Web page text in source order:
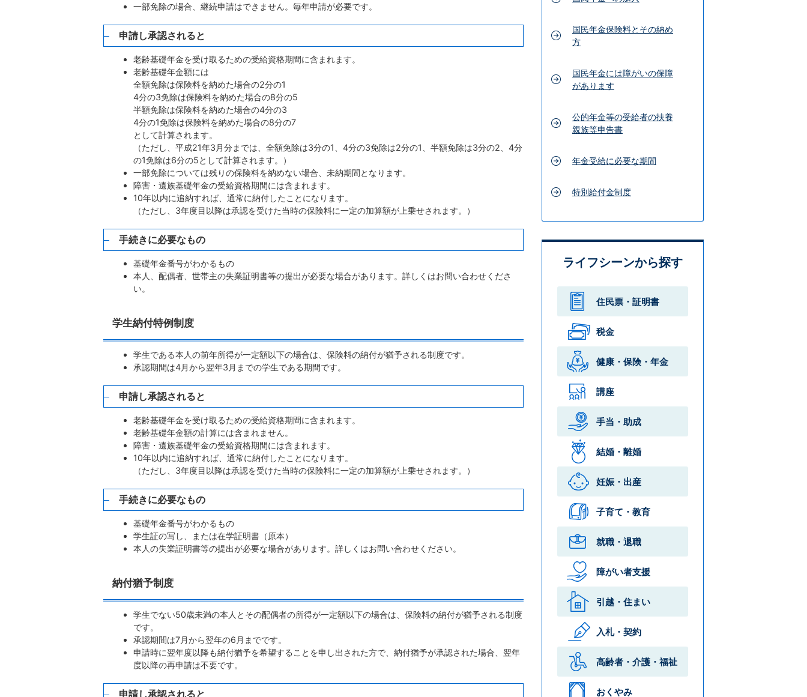
一部免除の場合、継続申請はできません。毎年申請が必要です。
申請し承認されると
老齢基礎年金を受け取るための受給資格期間に含まれます。
老齢基礎年金額には
全額免除は保険料を納めた場合の2分の1
4分の3免除は保険料を納めた場合の8分の5
半額免除は保険料を納めた場合の4分の3
4分の1免除は保険料を納めた場合の8分の7
として計算されます。
（ただし、平成21年3月分までは、全額免除は3分の1、4分の3免除は2分の1、半額免除は3分の2、4分
の1免除は6分の5として計算されます。）
一部免除については残りの保険料を納めない場合、未納期間となります。
障害・遺族基礎年金の受給資格期間には含まれます。
10年以内に追納すれば、通常に納付したことになります。
（ただし、3年度目以降は承認を受けた当時の保険料に一定の加算額が上乗せされます。）
手続きに必要なもの
基礎年金番号がわかるもの
本人、配偶者、世帯主の失業証明書等の提出が必要な場合があります。詳しくはお問い合わせくださ
い。
学生納付特例制度
学生である本人の前年所得が一定額以下の場合は、保険料の納付が猶予される制度です。
承認期間は4月から翌年3月までの学生である期間です。
申請し承認されると
老齢基礎年金を受け取るための受給資格期間に含まれます。
老齢基礎年金額の計算には含まれません。
障害・遺族基礎年金の受給資格期間には含まれます。
10年以内に追納すれば、通常に納付したことになります。
（ただし、3年度目以降は承認を受けた当時の保険料に一定の加算額が上乗せされます。）
手続きに必要なもの
基礎年金番号がわかるもの
学生証の写し、または在学証明書（原本）
本人の失業証明書等の提出が必要な場合があります。詳しくはお問い合わせください。
納付猶予制度
学生でない50歳未満の本人とその配偶者の所得が一定額以下の場合は、保険料の納付が猶予される制度
です。
承認期間は7月から翌年の6月までです。
申請時に翌年度以降も納付猶予を希望することを申し出された方で、納付猶予が承認された場合、翌年
度以降の再申請は不要です。
申請し承認されると
国民年金保険料とその納め
方
国民年金には障がいの保障
があります
公的年金等の受給者の扶養
親族等申告書
年金受給に必要な期間
特別給付金制度
ライフシーンから探す
住民票・ 証明書
税金
健康・保険・ 年金
講座
手当・助成
結婚・離婚
妊娠・出産
子育て・教育
就職・退職
障がい者支援
引越・住まい
入札・契約
高齢者・介護・ 福祉
おくやみ